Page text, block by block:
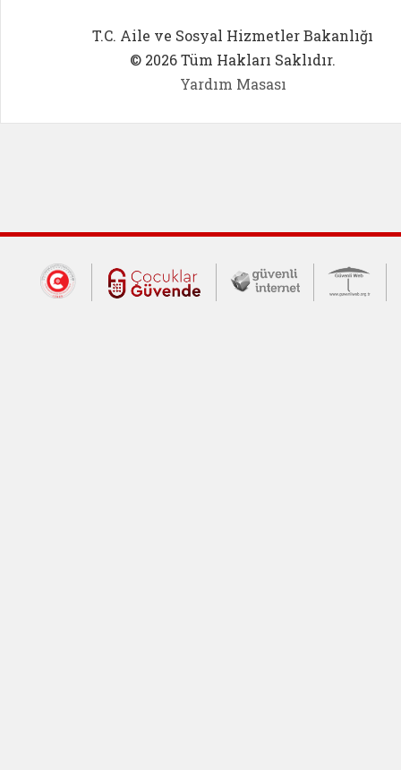
T.C. Aile ve Sosyal Hizmetler Bakanlığı
© 2026 Tüm Hakları Saklıdır.
Yardım Masası
Dış Bağlantılar
Cumhurbaşkanlığı İletişim Merkezi
Çocuklar Güvende (yeni
Güvenli